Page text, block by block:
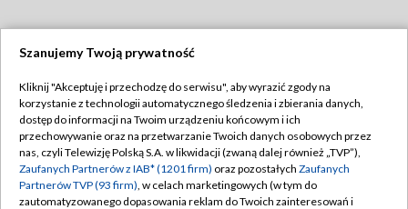
TVP
Abonament TVP
Emisja w TVP
Centrum informacji TVP
Regulamin TVP
Polityka prywatności
Moje zgody
Szanujemy Twoją prywatność
Kliknij "Akceptuję i przechodzę do serwisu", aby wyrazić zgody na
korzystanie z technologii automatycznego śledzenia i zbierania danych,
dostęp do informacji na Twoim urządzeniu końcowym i ich
przechowywanie oraz na przetwarzanie Twoich danych osobowych przez
nas, czyli Telewizję Polską S.A. w likwidacji (zwaną dalej również „TVP”),
Zaufanych Partnerów z IAB* (1201 firm) oraz pozostałych Zaufanych
Partnerów TVP (93 firm), w celach marketingowych (w tym do
zautomatyzowanego dopasowania reklam do Twoich zainteresowań i